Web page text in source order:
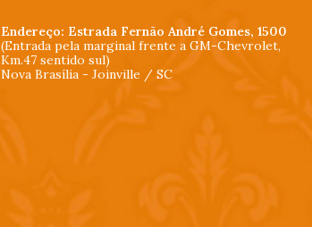
Endereço: Estrada Fernão André Gomes, 1500
(Entrada pela marginal frente a GM-Chevrolet,
Km.47 sentido sul)
Nova Brasília - Joinville / SC